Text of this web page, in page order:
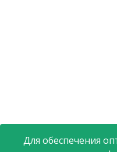
Для обеспечения